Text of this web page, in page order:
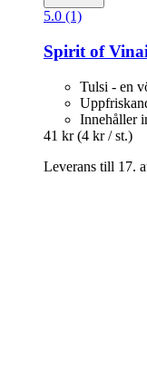
5.0 (1)
Spirit of
Tulsi - en
Innehåller
41 kr (4 kr / st.)
Leverans till 17.